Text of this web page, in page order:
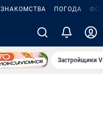
ЗНАКОМСТВА ПОГОДА
Застройщики